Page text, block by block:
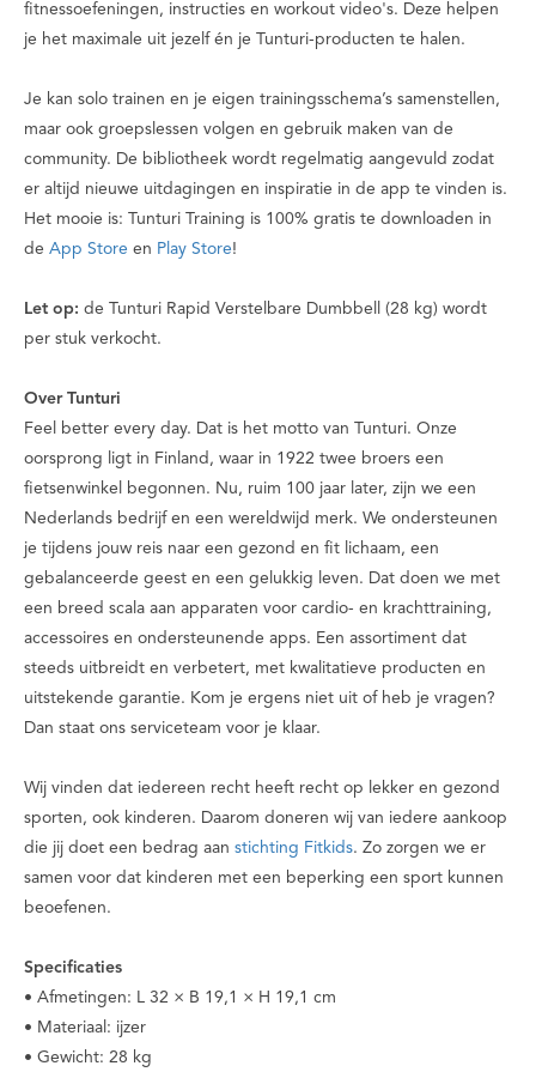
fitnessoefeningen, instructies en workout video's. Deze helpen
je het maximale uit jezelf én je Tunturi-producten te halen.
Je kan solo trainen en je eigen trainingsschema’s samenstellen,
maar ook groepslessen volgen en gebruik maken van de
community. De bibliotheek wordt regelmatig aangevuld zodat
er altijd nieuwe uitdagingen en inspiratie in de app te vinden is.
Het mooie is: Tunturi Training is 100% gratis te downloaden in
de App Store en Play Store!
Let op: de Tunturi Rapid Verstelbare Dumbbell (28 kg) wordt
per stuk verkocht.
Over Tunturi
Feel better every day. Dat is het motto van Tunturi. Onze
oorsprong ligt in Finland, waar in 1922 twee broers een
fietsenwinkel begonnen. Nu, ruim 100 jaar later, zijn we een
Nederlands bedrijf en een wereldwijd merk. We ondersteunen
je tijdens jouw reis naar een gezond en fit lichaam, een
gebalanceerde geest en een gelukkig leven. Dat doen we met
een breed scala aan apparaten voor cardio- en krachttraining,
accessoires en ondersteunende apps. Een assortiment dat
steeds uitbreidt en verbetert, met kwalitatieve producten en
uitstekende garantie. Kom je ergens niet uit of heb je vragen?
Dan staat ons serviceteam voor je klaar.
Wij vinden dat iedereen recht heeft recht op lekker en gezond
sporten, ook kinderen. Daarom doneren wij van iedere aankoop
die jij doet een bedrag aan stichting Fitkids. Zo zorgen we er
samen voor dat kinderen met een beperking een sport kunnen
beoefenen.
Specificaties
• Afmetingen: L 32 × B 19,1 × H 19,1 cm
• Materiaal: ijzer
• Gewicht: 28 kg